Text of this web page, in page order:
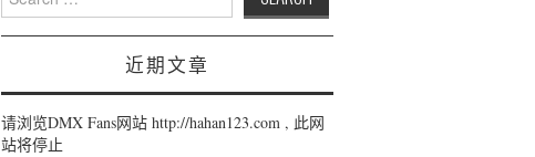
近期文章
请浏览DMX Fans网站 http://hahan123.com , 此网
站将停止